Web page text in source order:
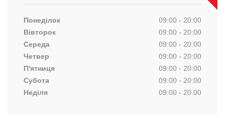
Понеділок
09:00 - 20:00
Вівторок
09:00 - 20:00
Середа
09:00 - 20:00
Четвер
09:00 - 20:00
П'ятниця
09:00 - 20:00
Субота
09:00 - 20:00
Неділя
09:00 - 20:00